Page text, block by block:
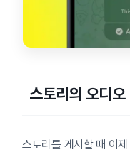
스토리의 오디오
스토리를 게시할 때 이제